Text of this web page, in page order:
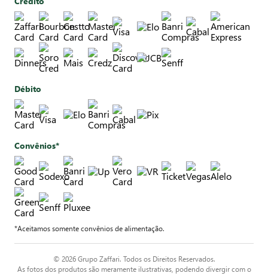
Débito
Convênios*
*Aceitamos somente convênios de alimentação.
© 2026 Grupo Zaffari. Todos os Direitos Reservados.
As fotos dos produtos são meramente ilustrativas, podendo divergir com o